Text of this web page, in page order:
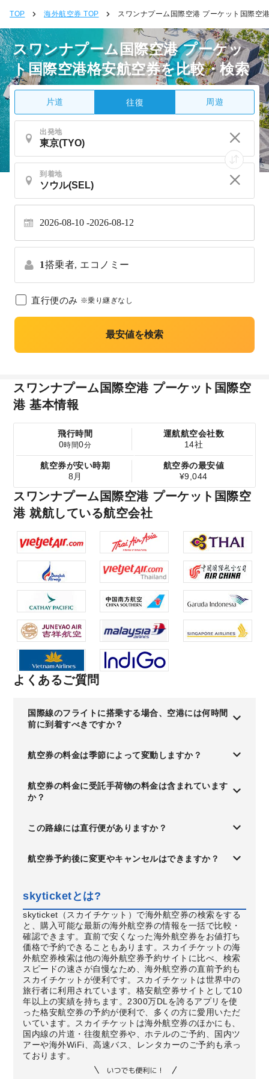
TOP 海外航空券 TOP スワンナプーム国際空港 プーケット国際空
スワンナプーム国際空港 プーケッ
ト国際空港格安航空券を比較・検索
片道 往復 周遊
出発地
到着地
2026-08-10 2026-08-12
1搭乗者, エコノミー
直行便のみ ※乗り継ぎなし
最安値を検索
スワンナプーム国際空港 プーケット国際空
港 基本情報
飛行時間
0時間0分
運航航空会社数
14社
航空券が安い時期
8月
航空券の最安値
¥9,044
スワンナプーム国際空港 プーケット国際空
港 就航している航空会社
よくあるご質問
国際線のフライトに搭乗する場合、空港には何時間
前に到着すべきですか？
航空券の料金は季節によって変動しますか？
航空券の料金に受託手荷物の料金は含まれています
か？
この路線には直行便がありますか？
航空券予約後に変更やキャンセルはできますか？
skyticketとは?
skyticket（スカイチケット）で海外航空券の検索をする
と、購入可能な最新の海外航空券の情報を一括で比較・
確認できます。直前で安くなった海外航空券をお値打ち
価格で予約できることもあります。スカイチケットの海
外航空券検索は他の海外航空券予約サイトに比べ、検索
スピードの速さが自慢なため、海外航空券の直前予約も
スカイチケットが便利です。スカイチケットは世界中の
旅行者に利用されています。格安航空券サイトとして10
年以上の実績を持ちます。2300万DLを誇るアプリを使
った格安航空券の予約が便利で、多くの方に愛用いただ
いています。スカイチケットは海外航空券のほかにも、
国内線の片道・往復航空券や、ホテルのご予約、国内ツ
アーや海外WiFi、高速バス、レンタカーのご予約も承っ
ております。